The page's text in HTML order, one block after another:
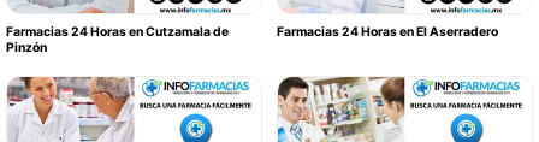
Farmacias 24 Horas en Cutzamala de
Pinzón
Farmacias 24 Horas en El Aserradero